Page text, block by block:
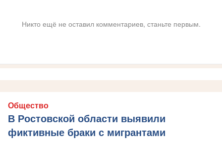
Никто ещё не оставил комментариев, станьте первым.
Общество
В Ростовской области выявили
фиктивные браки с мигрантами